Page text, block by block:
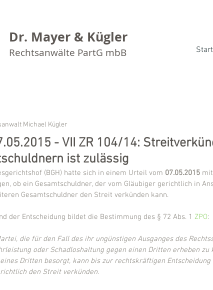
Dr. Mayer & Kügler
Rechtsanwälte PartG mbB Start
- VII ZR 104/14:
ist zulässig
Michael Kügler
(BGH) hatte sich in einem Urteil vom 07.05.2015
ob ein Gesamtschuldner, der vom Gläubiger gerichtlich in
Gesamtschuldner den Streit verkünden kann.
der Entscheidung bildet die Bestimmung des § 72 Abs. 1 ZPO:
die für den Fall des ihr ungünstigen Ausganges des
oder Schadloshaltung gegen einen Dritten erheben zu
Dritten besorgt, kann bis zur rechtskräftigen
den Streit verkünden.